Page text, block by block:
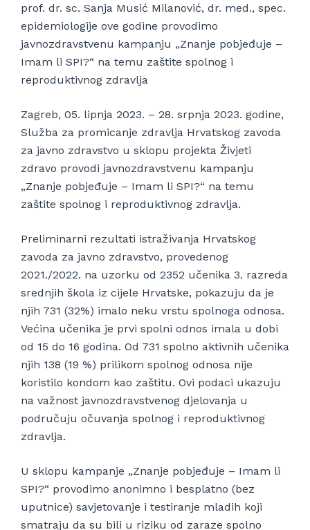
prof. dr. sc. Sanja Musić Milanović, dr. med., spec.
epidemiologije ove godine provodimo
javnozdravstvenu kampanju „Znanje pobjeđuje –
Imam li SPI?“ na temu zaštite spolnog i
reproduktivnog zdravlja
Zagreb, 05. lipnja 2023. – 28. srpnja 2023. godine,
Služba za promicanje zdravlja Hrvatskog zavoda
za javno zdravstvo u sklopu projekta Živjeti
zdravo provodi javnozdravstvenu kampanju
„Znanje pobjeđuje – Imam li SPI?“ na temu
zaštite spolnog i reproduktivnog zdravlja.
Preliminarni rezultati istraživanja Hrvatskog
zavoda za javno zdravstvo, provedenog
2021./2022. na uzorku od 2352 učenika 3. razreda
srednjih škola iz cijele Hrvatske, pokazuju da je
njih 731 (32%) imalo neku vrstu spolnoga odnosa.
Većina učenika je prvi spolni odnos imala u dobi
od 15 do 16 godina. Od 731 spolno aktivnih učenika
njih 138 (19 %) prilikom spolnog odnosa nije
koristilo kondom kao zaštitu. Ovi podaci ukazuju
na važnost javnozdravstvenog djelovanja u
područuju očuvanja spolnog i reproduktivnog
zdravlja.
U sklopu kampanje „Znanje pobjeđuje – Imam li
SPI?“ provodimo anonimno i besplatno (bez
uputnice) savjetovanje i testiranje mladih koji
smatraju da su bili u riziku od zaraze spolno